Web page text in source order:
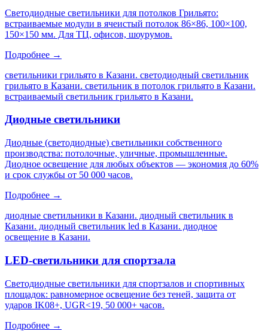
Светодиодные светильники для потолков Грильято:
встраиваемые модули в ячеистый потолок 86×86, 100×100,
150×150 мм. Для ТЦ, офисов, шоурумов.
Подробнее →
светильники грильято в Казани. светодиодный светильник
грильято в Казани. светильник в потолок грильято в Казани.
встраиваемый светильник грильято в Казани.
Диодные светильники
Диодные (светодиодные) светильники собственного
производства: потолочные, уличные, промышленные.
Диодное освещение для любых объектов — экономия до 60%
и срок службы от 50 000 часов.
Подробнее →
диодные светильники в Казани. диодный светильник в
Казани. диодный светильник led в Казани. диодное
освещение в Казани.
LED-светильники для спортзала
Светодиодные светильники для спортзалов и спортивных
площадок: равномерное освещение без теней, защита от
ударов IK08+, UGR<19, 50 000+ часов.
Подробнее →